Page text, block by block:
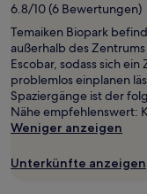
6.8/10 (6 Bewertungen)
Temaiken Biopark
außerhalb des
Escobar, sodass sich
problemlos einplanen
Spaziergänge ist der
Nähe empfehlenswert:
Weniger anzeigen
Unterkünfte anzeigen